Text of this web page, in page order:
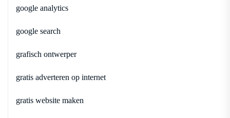
google analytics
google search
grafisch ontwerper
gratis adverteren op internet
gratis website maken